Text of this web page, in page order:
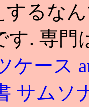
するな
す. 専門
ケース
サムソ